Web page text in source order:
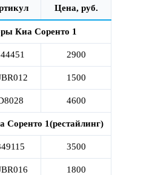
Цена, руб.
Киа Соренто 1
2900
1500
4600
Соренто 1(рестайлинг)
3500
1800